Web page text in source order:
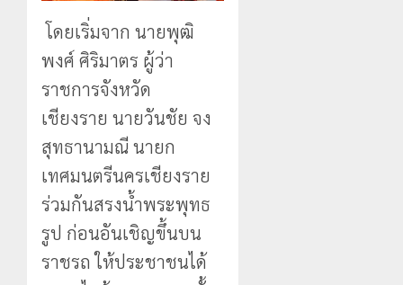
โดยเริ่มจาก นายพุฒิ
พงศ์ ศิริมาตร ผู้ว่า
ราชการจังหวัด
เชียงราย นายวันชัย จง
สุทธานามณี นายก
เทศมนตรีนครเชียงราย
ร่วมกันสรงน้ำพระพุทธ
รูป ก่อนอันเชิญขึ้นบน
ราชรถ ให้ประชาชนได้